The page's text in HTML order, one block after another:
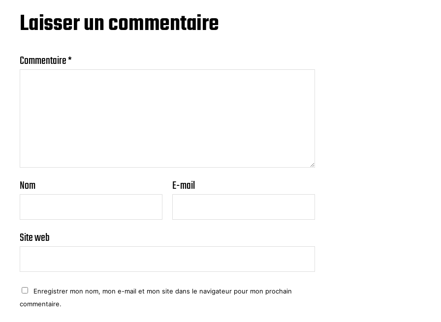
Laisser un commentaire
Commentaire*
Nom E-mail
Site web
Enregistrer mon nom, mon e-mail et mon site dans le navigateur pour mon prochain
commentaire.